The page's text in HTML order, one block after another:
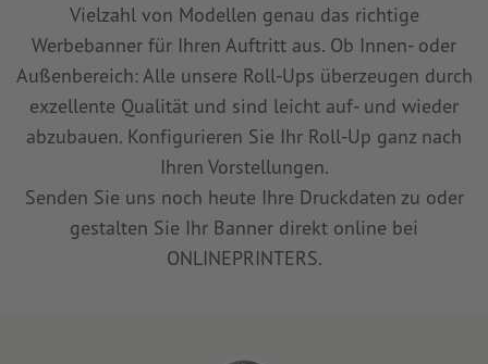
Vielzahl von Modellen genau das richtige
Werbebanner für Ihren Auftritt aus. Ob Innen- oder
Außenbereich: Alle unsere Roll-Ups überzeugen durch
exzellente Qualität und sind leicht auf- und wieder
abzubauen. Konfigurieren Sie Ihr Roll-Up ganz nach
Ihren Vorstellungen.
Senden Sie uns noch heute Ihre Druckdaten zu oder
gestalten Sie Ihr Banner direkt online bei
ONLINEPRINTERS.